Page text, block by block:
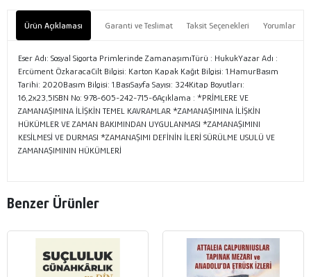
Ürün Açıklaması Garanti ve Teslimat Taksit Seçenekleri Yorumlar
Eser Adı: Sosyal Sigorta Primlerinde ZamanaşımıTürü : HukukYazar Adı :
Ercüment ÖzkaracaCilt Bilgisi: Karton Kapak Kağıt Bilgisi: 1.HamurBasım
Tarihi: 2020Basım Bilgisi: 1.BasıSayfa Sayısı: 324Kitap Boyutları:
16,2x23,5ISBN No: 978-605-242-715-6Açıklama : *PRİMLERE VE
ZAMANAŞIMINA İLİŞKİN TEMEL KAVRAMLAR *ZAMANAŞIMINA İLİŞKİN
HÜKÜMLER VE ZAMAN BAKIMINDAN UYGULANMASI *ZAMANAŞIMINI
KESİLMESİ VE DURMASI *ZAMANAŞIMI DEFİNİN İLERİ SÜRÜLME USULÜ VE
ZAMANAŞIMININ HÜKÜMLERİ
Benzer Ürünler